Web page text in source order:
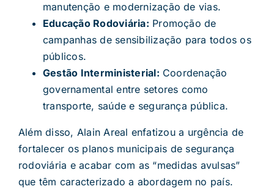
manutenção e modernização de vias.
Educação Rodoviária: Promoção de
campanhas de sensibilização para todos os
públicos.
Gestão Interministerial: Coordenação
governamental entre setores como
transporte, saúde e segurança pública.
Além disso, Alain Areal enfatizou a urgência de
fortalecer os planos municipais de segurança
rodoviária e acabar com as “medidas avulsas”
que têm caracterizado a abordagem no país.